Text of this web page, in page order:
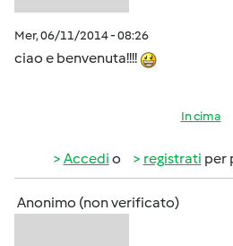
Mer, 06/11/2014 - 08:26
ciao e benvenuta!!!!
In cima
Accedi o registrati per
Anonimo (non verificato)